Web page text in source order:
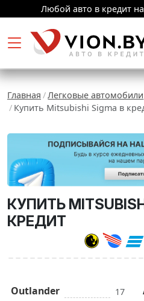
Любой авто в кредит
Главная Легковые автомобили
Купить Mitsubishi Sigma в
КУПИТЬ
КРЕДИТ
Outlander 17